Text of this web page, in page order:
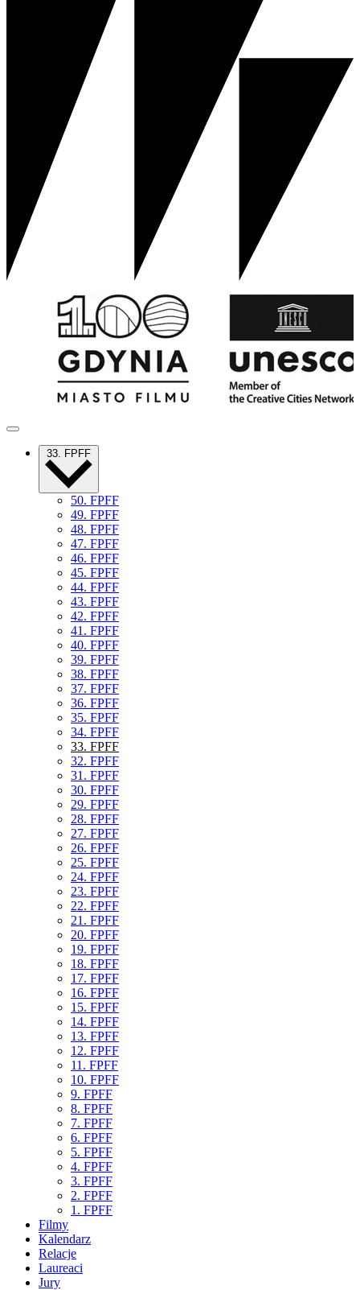
33. FPFF
50. FPFF
49. FPFF
48. FPFF
47. FPFF
46. FPFF
45. FPFF
44. FPFF
43. FPFF
42. FPFF
41. FPFF
40. FPFF
39. FPFF
38. FPFF
37. FPFF
36. FPFF
35. FPFF
34. FPFF
33. FPFF
32. FPFF
31. FPFF
30. FPFF
29. FPFF
28. FPFF
27. FPFF
26. FPFF
25. FPFF
24. FPFF
23. FPFF
22. FPFF
21. FPFF
20. FPFF
19. FPFF
18. FPFF
17. FPFF
16. FPFF
15. FPFF
14. FPFF
13. FPFF
12. FPFF
11. FPFF
10. FPFF
9. FPFF
8. FPFF
7. FPFF
6. FPFF
5. FPFF
4. FPFF
3. FPFF
2. FPFF
1. FPFF
Filmy
Kalendarz
Relacje
Laureaci
Jury